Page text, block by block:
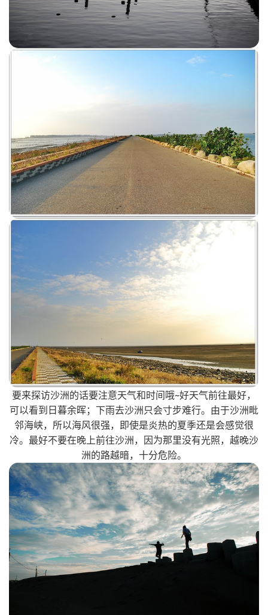
要来探访沙洲的话要注意天气和时间哦~好天气前往最好，
可以看到日暮余晖；下雨去沙洲只会寸步难行。由于沙洲毗
邻海峡，所以海风很强，即使是炎热的夏季还是会感觉很
冷。最好不要在晚上前往沙洲，因为那里没有光照，越晚沙
洲的路越暗，十分危险。